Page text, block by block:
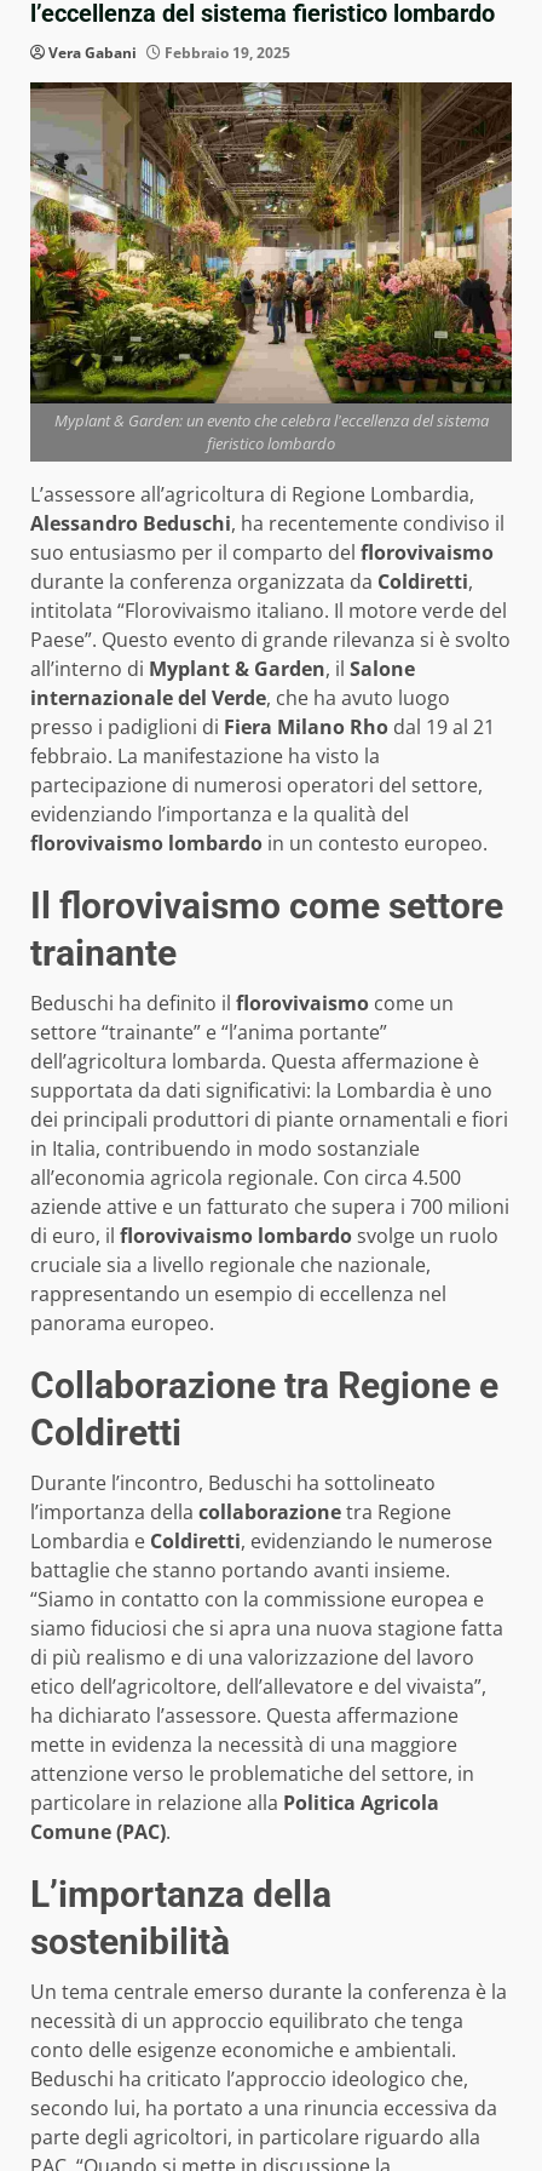
l’eccellenza del sistema fieristico lombardo
Vera Gabani Febbraio 19, 2025
Myplant & Garden: un evento che celebra l'eccellenza del sistema
fieristico lombardo
L’assessore all’agricoltura di Regione Lombardia,
Alessandro Beduschi, ha recentemente condiviso il
suo entusiasmo per il comparto del florovivaismo
durante la conferenza organizzata da Coldiretti,
intitolata “Florovivaismo italiano. Il motore verde del
Paese”. Questo evento di grande rilevanza si è svolto
all’interno di Myplant & Garden, il Salone
internazionale del Verde, che ha avuto luogo
presso i padiglioni di Fiera Milano Rho dal 19 al 21
febbraio. La manifestazione ha visto la
partecipazione di numerosi operatori del settore,
evidenziando l’importanza e la qualità del
florovivaismo lombardo in un contesto europeo.
Il florovivaismo come settore
trainante
Beduschi ha definito il florovivaismo come un
settore “trainante” e “l’anima portante”
dell’agricoltura lombarda. Questa affermazione è
supportata da dati significativi: la Lombardia è uno
dei principali produttori di piante ornamentali e fiori
in Italia, contribuendo in modo sostanziale
all’economia agricola regionale. Con circa 4.500
aziende attive e un fatturato che supera i 700 milioni
di euro, il florovivaismo lombardosvolge un ruolo
cruciale sia a livello regionale che nazionale,
rappresentando un esempio di eccellenza nel
panorama europeo.
Collaborazione tra Regione e
Coldiretti
Durante l’incontro, Beduschi ha sottolineato
l’importanza della collaborazionetra Regione
Lombardia e Coldiretti, evidenziando le numerose
battaglie che stanno portando avanti insieme.
“Siamo in contatto con la commissione europea e
siamo fiduciosi che si apra una nuova stagione fatta
di più realismo e di una valorizzazione del lavoro
etico dell’agricoltore, dell’allevatore e del vivaista”,
ha dichiarato l’assessore. Questa affermazione
mette in evidenza la necessità di una maggiore
attenzione verso le problematiche del settore, in
particolare in relazione alla Politica Agricola
Comune (PAC).
L’importanza della
sostenibilità
Un tema centrale emerso durante la conferenza è la
necessità di un approccio equilibrato che tenga
conto delle esigenze economiche e ambientali.
Beduschi ha criticato l’approccio ideologico che,
secondo lui, ha portato a una rinuncia eccessiva da
parte degli agricoltori, in particolare riguardo alla